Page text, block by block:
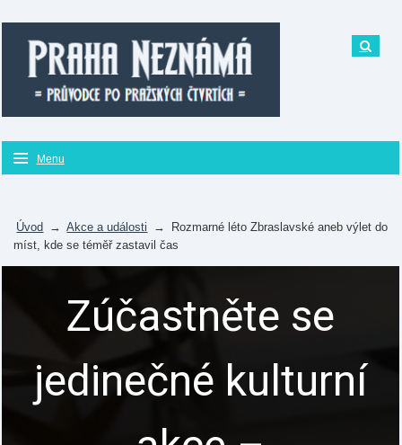
Menu
Úvod → Akce a události →
Rozmarné léto Zbraslavské aneb výlet do
míst, kde se téměř zastavil čas
Zúčastněte se
jedinečné kulturní